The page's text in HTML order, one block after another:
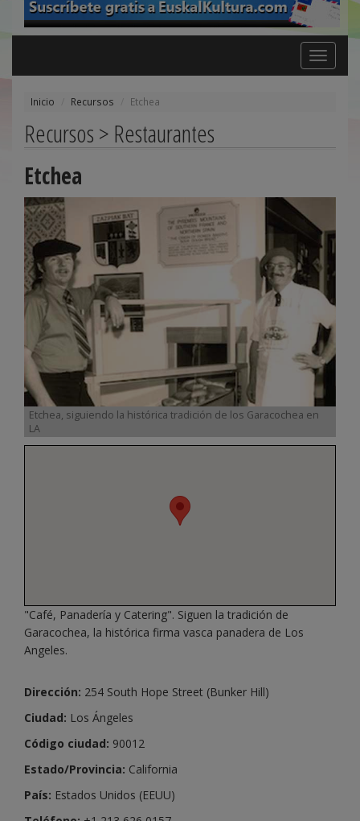
Toggle
navigation
Inicio Recursos Etchea
Recursos > Restaurantes
Etchea
Etchea, siguiendo la histórica tradición de los Garacochea en
LA
"Café, Panadería y Catering". Siguen la tradición de
Garacochea, la histórica firma vasca panadera de Los
Angeles.
Dirección: 254 South Hope Street (Bunker Hill)
Ciudad: Los Ángeles
Código ciudad: 90012
Estado/Provincia: California
País: Estados Unidos (EEUU)